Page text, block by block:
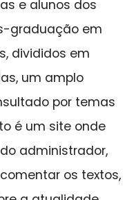
e alunos dos
graduação em
divididos em
um amplo
por temas
é um site onde
administrador,
os textos,